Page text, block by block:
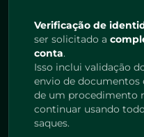
Verificação de
ser solicitado a
conta.
Isso inclui validação
envio de documentos
de um procedimento
continuar usando
saques.